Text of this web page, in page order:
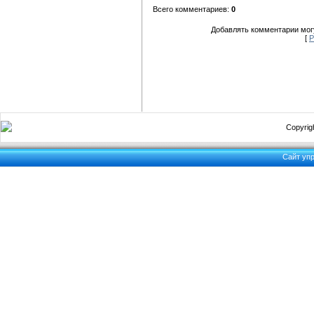
Всего комментариев: 0
Добавлять комментарии
[
Сайт